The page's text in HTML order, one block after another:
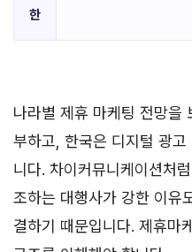
한
나라별 제휴 마케팅 전망을
부하고, 한국은 디지털 광
니다. 차이커뮤니케이션처
조하는 대행사가 강한 이유
결하기 때문입니다. 제휴마